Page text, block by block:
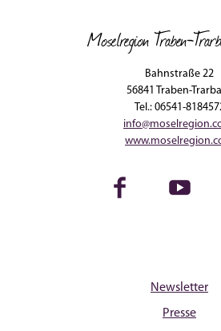
Moselregion Traben-
Bahnstraße 22
56841 Traben-
Tel.: 06541-
Facebook Youtube
Newsletter
Presse